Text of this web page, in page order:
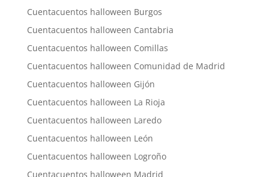
Cuentacuentos halloween Burgos
Cuentacuentos halloween Cantabria
Cuentacuentos halloween Comillas
Cuentacuentos halloween Comunidad de Madrid
Cuentacuentos halloween Gijón
Cuentacuentos halloween La Rioja
Cuentacuentos halloween Laredo
Cuentacuentos halloween León
Cuentacuentos halloween Logroño
Cuentacuentos halloween Madrid